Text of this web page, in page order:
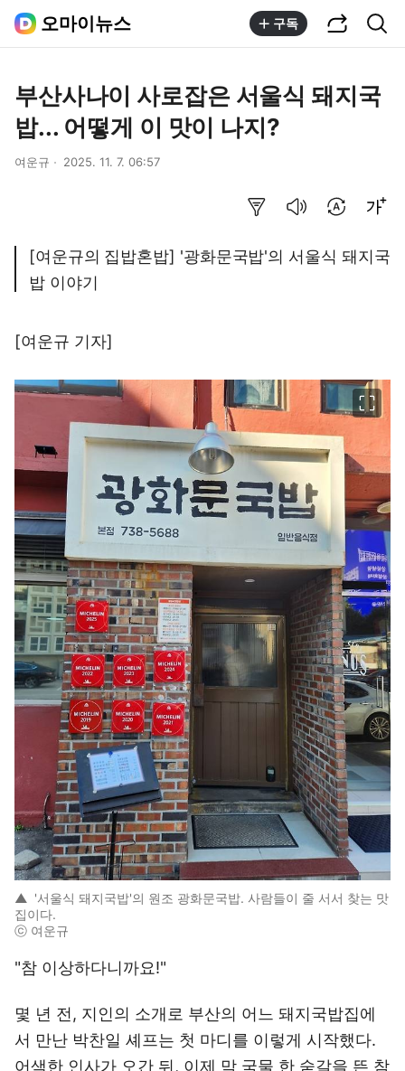
오마이뉴스 구독
부산사나이 사로잡은 서울식 돼지국
밥... 어떻게 이 맛이 나지?
여운규 2025. 11. 7. 06:57
[여운규의 집밥혼밥] '광화문국밥'의 서울식 돼지국
밥 이야기
[여운규 기자]
▲ '서울식 돼지국밥'의 원조 광화문국밥. 사람들이 줄 서서 찾는 맛
집이다.
ⓒ 여운규
"참 이상하다니까요!"
몇 년 전, 지인의 소개로 부산의 어느 돼지국밥집에
서 만난 박찬일 셰프는 첫 마디를 이렇게 시작했다.
어색한 인사가 오간 뒤, 이제 막 국물 한 숟갈을 뜬 참